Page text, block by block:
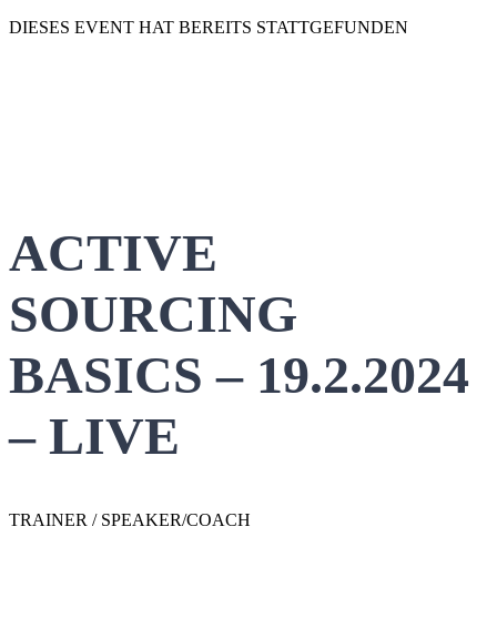
DIESES EVENT HAT BEREITS STATTGEFUNDEN
ACTIVE
SOURCING
BASICS – 19.2.2024
– LIVE
TRAINER / SPEAKER/COACH